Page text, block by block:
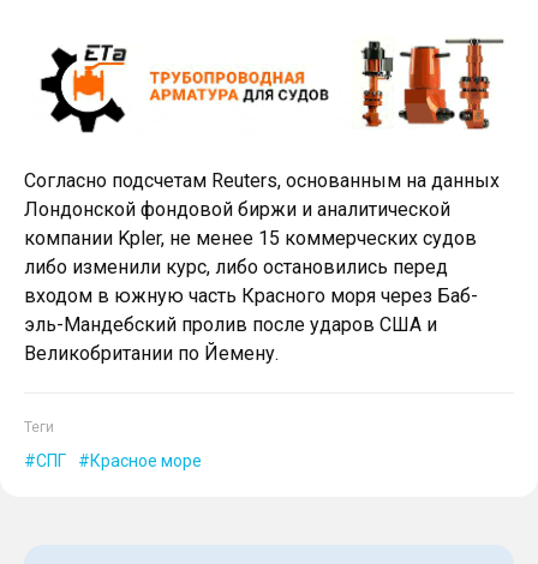
Согласно подсчетам Reuters, основанным на данных
Лондонской фондовой биржи и аналитической
компании Kpler, не менее 15 коммерческих судов
либо изменили курс, либо остановились перед
входом в южную часть Красного моря через Баб-
эль-Мандебский пролив после ударов США и
Великобритании по Йемену.
Теги
СПГ Красное море